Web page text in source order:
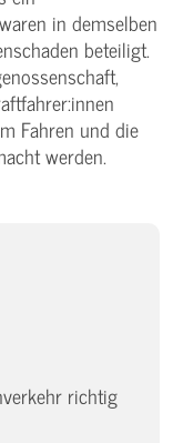
in demselben
beteiligt.
Fahren und die
werden.
richtig